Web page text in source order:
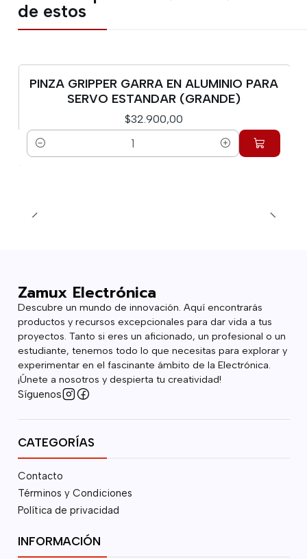
de estos
PINZA GRIPPER GARRA EN ALUMINIO PARA
SERVO ESTANDAR (GRANDE)
$32.900,00
Cantidad
Zamux Electrónica
Descubre un mundo de innovación. Aquí encontrarás
productos y recursos excepcionales para dar vida a tus
proyectos. Tanto si eres un aficionado, un profesional o un
estudiante, tenemos todo lo que necesitas para explorar y
experimentar en el fascinante ámbito de la Electrónica.
¡Únete a nosotros y despierta tu creatividad!
Síguenos
CATEGORÍAS
Contacto
Términos y Condiciones
Política de privacidad
INFORMACIÓN